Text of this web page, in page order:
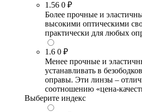
1.56 0 ₽
Более прочные и
высокими оптическими
практически для любых
1.6 0 ₽
Менее прочные и
устанавливать в
оправы. Эти линзы –
соотношению «цена-
Выберите индекс